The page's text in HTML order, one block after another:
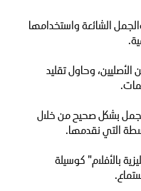
الشائعة واستخدامها
وحاول تقليد
بشكل صحيح من خلال
التي نقدمها.
بالأفلام" كوسيلة